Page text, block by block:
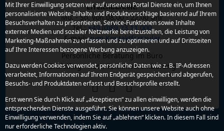
Erreichbarkeit:
Mo. - So. von 08.00 - 22.00 Uhr
Tel.:+49 (0)89 23 11 000
E-mail:zum Kontaktformular
Persönliche Beratung im Büro
Gräfelfing - nach Terminvereinbarung
Mit Ihrer Einwilligung setzen wir auf unserem Portal Dienste ein, um Ihnen
personalisierte Website-Inhalte und Produktvorschläge basierend auf Ihrem
Besuchsverhalten zu präsentieren, Service-Funktionen sowie Inhalte
externer Medien und sozialer Netzwerke bereitzustellen, die Leistung von
Marketing-Maßnahmen zu erfassen und zu optimieren und auf Drittseiten
auf Ihre Interessen bezogene Werbung anzuzeigen.
Dazu werden Cookies verwendet, persönliche Daten wie z. B. IP-Adressen
verarbeitet, Informationen auf Ihrem Endgerät gespeichert und abgerufen,
Besuchs- und Produktdaten erfasst und Besuchsprofile erstellt.
Erst wenn Sie durch Klick auf „akzeptieren“ zu allen einwilligen, werden die
entsprechenden Dienste ausgeführt. Sie können unsere Website auch ohne
Einwilligung verwenden, indem Sie auf „ablehnen“ klicken. In diesem Fall sind
nur erforderliche Technologien aktiv.